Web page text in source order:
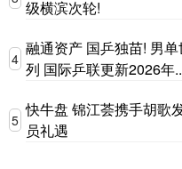
级横滨次轮!
4
融通资产 国乒独苗! 男
列 国际乒联更新2026年
5
快牛盘 锦江荟携手胡歌
员礼遇